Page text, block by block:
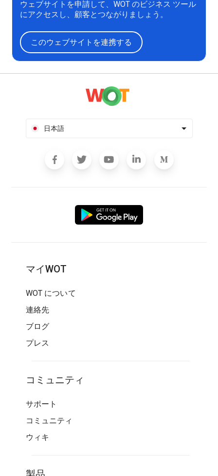
ウェブサイトを申請して、WOT のビジネス ツール
にアクセスし、顧客とつながりましょう。
このウェブサイトを連携する
日本語
マイWOT
WOT について
連絡先
ブログ
プレス
コミュニティ
サポート
コミュニティ
ウィキ